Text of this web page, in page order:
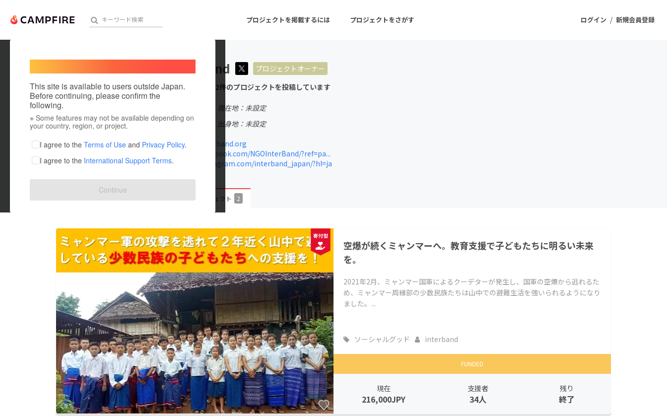
ログイン / 新規会員登録
プロジェクトを掲載するには プロジェクトをさがす
人気のプロジェクト 注目のリターン 注目の新着プロジェクト
アート・写真 音楽
テクノロジー・ガジェット
ゲーム・サービス開発
映像・映画
書籍・雑誌出版
ビジネス・起業
まちづくり・地域活性化
CAMPFIRE for Social Good
CAMPFIREふるさと納税
machi-ya コミュニティ
This site is available to users outside Japan.
Before continuing, please confirm the
following.
※ Some features may not be available depending on
your country, region, or project.
I agree to the Terms of Use and Privacy Policy.
I agree to the International Support Terms.
Continue
interband
プロジェクトオーナー
これまでに2件のプロジェクトを投稿しています
現在地：未設定
出身国：日本
出身地：未設定
www.interband.org
www.facebook.com/NGOInterBand/?ref=pa...
www.instagram.com/interband_japan/?hl=ja
支援したプロジェクト 0 投稿した プロジェクト 2
空爆が続くミャンマーへ。教育支援で子どもたちに明るい未来
を。
2021年2月、ミャンマー国軍によるクーデターが発生し、国軍の空爆から逃れるた
め、ミャンマー周縁部の少数民族たちは山中での避難生活を強いられるようになり
ました。...
ソーシャルグッド interband
FUNDED
現在
216,000JPY
支援者
34人
残り
終了